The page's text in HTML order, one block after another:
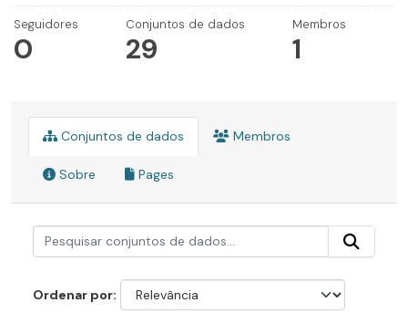
Seguidores
0
Conjuntos de dados
29
Membros
1
Conjuntos de dados Membros
Sobre Pages
Ordenar por